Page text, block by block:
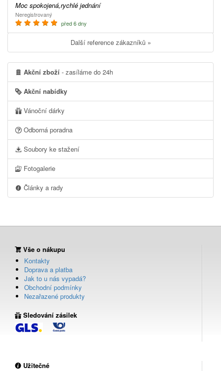
Moc spokojená,rychlé jednání
Neregistrovaný
před 6 dny
Další reference zákazníků »
Akční zboží - zasíláme do 24h
Akční nabídky
Vánoční dárky
Odborná poradna
Soubory ke stažení
Fotogalerie
Články a rady
Vše o nákupu
Kontakty
Doprava a platba
Jak to u nás vypadá?
Obchodní podmínky
Nezařazené produkty
Sledování zásilek
Užitečné